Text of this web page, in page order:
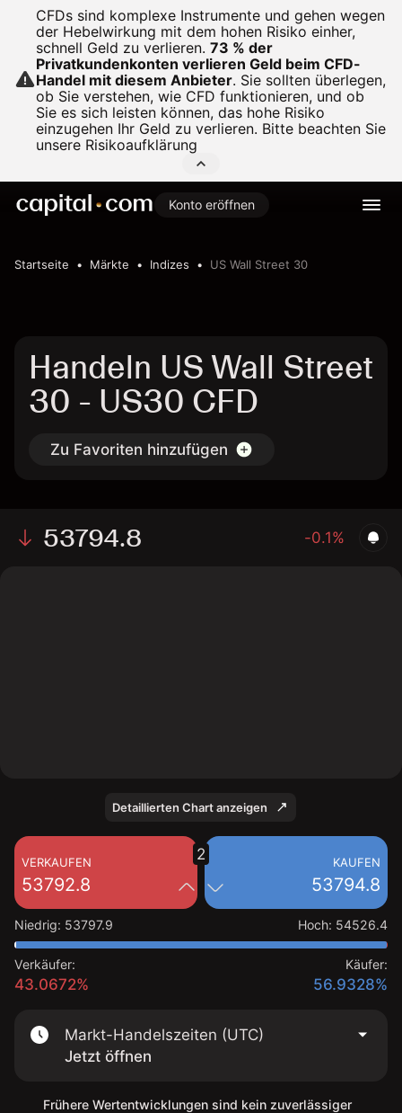
CFDs sind komplexe Instrumente und gehen wegen
der Hebelwirkung mit dem hohen Risiko einher,
schnell Geld zu verlieren. 73 % der
Privatkundenkonten verlieren Geld beim CFD-
Handel mit diesem Anbieter. Sie sollten überlegen,
ob Sie verstehen, wie CFD funktionieren, und ob
Sie es sich leisten können, das hohe Risiko
einzugehen Ihr Geld zu verlieren. Bitte beachten Sie
unsere Risikoaufklärung
Konto eröffnen
Startseite Märkte Indizes US Wall Street 30
Handeln US Wall Street
30 - US30 CFD
Zu Favoriten hinzufügen
53794.8 -0.1%
Detaillierten Chart anzeigen
VERKAUFEN
53792.8
KAUFEN
53794.8
2
Niedrig: 53797.9 Hoch: 54526.4
Verkäufer:
43.0672%
Käufer:
56.9328%
Markt-Handelszeiten (UTC)
Jetzt öffnen
Frühere Wertentwicklungen sind kein zuverlässiger